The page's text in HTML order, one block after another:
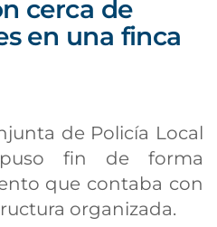
cerca de
en una finca
de Policía Local
fin de forma
que contaba con
organizada.